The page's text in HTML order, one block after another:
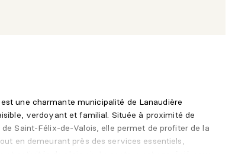
une charmante municipalité de Lanaudière
verdoyant et familial. Située à proximité de
Saint-Félix-de-Valois, elle permet de profiter de la
en demeurant près des services essentiels,